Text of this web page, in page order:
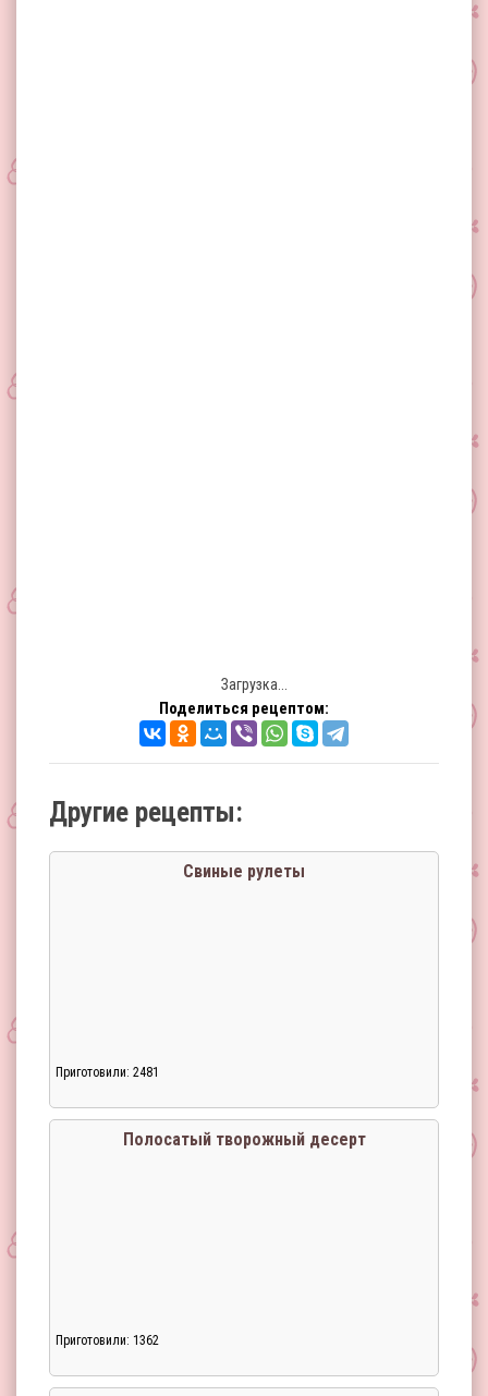
Загрузка...
Поделиться рецептом:
Другие рецепты:
Свиные рулеты
Приготовили: 2481
Полосатый творожный десерт
Приготовили: 1362